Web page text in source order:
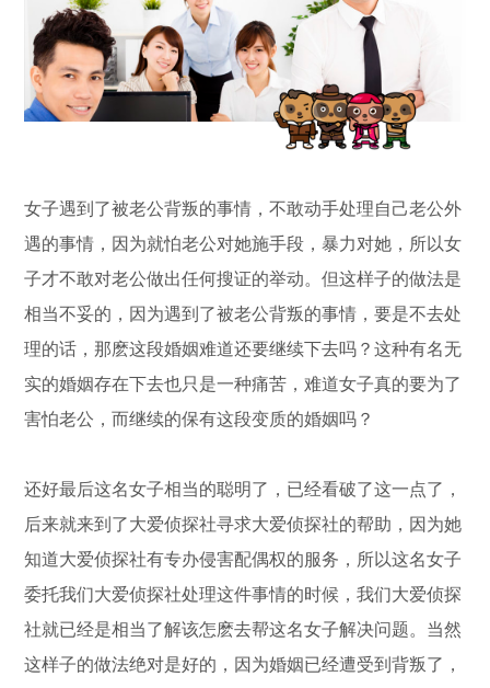
女子遇到了被老公背叛的事情，不敢动手处理自己老公外
遇的事情，因为就怕老公对她施手段，暴力对她，所以女
子才不敢对老公做出任何搜证的举动。但这样子的做法是
相当不妥的，因为遇到了被老公背叛的事情，要是不去处
理的话，那麽这段婚姻难道还要继续下去吗？这种有名无
实的婚姻存在下去也只是一种痛苦，难道女子真的要为了
害怕老公，而继续的保有这段变质的婚姻吗？
还好最后这名女子相当的聪明了，已经看破了这一点了，
后来就来到了大爱侦探社寻求大爱侦探社的帮助，因为她
知道大爱侦探社有专办侵害配偶权的服务，所以这名女子
委托我们大爱侦探社处理这件事情的时候，我们大爱侦探
社就已经是相当了解该怎麽去帮这名女子解决问题。当然
这样子的做法绝对是好的，因为婚姻已经遭受到背叛了，